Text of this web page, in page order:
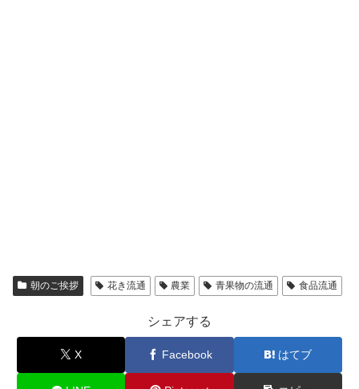
朝のご挨拶 花き流通 農業 青果物の流通 食品流通
シェアする
X Facebook はてブ